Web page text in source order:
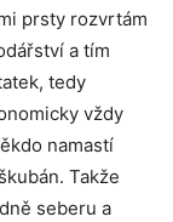
prsty rozvrtám
a tím
tedy
vždy
namastí
Takže
seberu a